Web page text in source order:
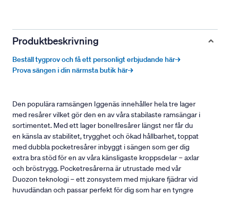
Produktbeskrivning
Beställ tygprov och få ett personligt erbjudande här→
Prova sängen i din närmsta butik här→
Den populära ramsängen Iggenäs innehåller hela tre lager
med resårer vilket gör den en av våra stabilaste ramsängar i
sortimentet. Med ett lager bonellresårer längst ner får du
en känsla av stabilitet, trygghet och ökad hållbarhet, toppat
med dubbla pocketresårer inbyggt i sängen som ger dig
extra bra stöd för en av våra känsligaste kroppsdelar – axlar
och bröstrygg. Pocketresårerna är utrustade med vår
Duozon teknologi – ett zonsystem med mjukare fjädrar vid
huvudändan och passar perfekt för dig som har en tyngre